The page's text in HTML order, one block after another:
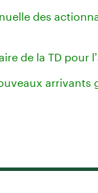
des
de la TD pour
arrivants